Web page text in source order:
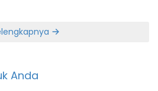
Anda